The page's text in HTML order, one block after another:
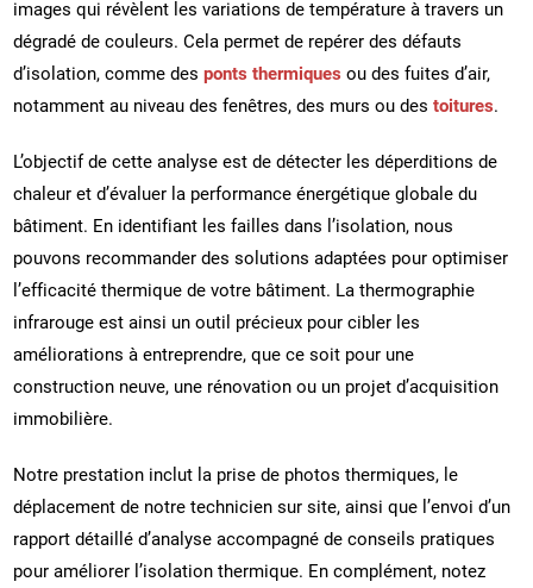
images qui révèlent les variations de température à travers un
dégradé de couleurs. Cela permet de repérer des défauts
d’isolation, comme desponts thermiques ou des fuites d’air,
notamment au niveau des fenêtres, des murs ou destoitures.
L’objectif de cette analyse est de détecter les déperditions de
chaleur et d’évaluer la performance énergétique globale du
bâtiment. En identifiant les failles dans l’isolation, nous
pouvons recommander des solutions adaptées pour optimiser
l’efficacité thermique de votre bâtiment. La thermographie
infrarouge est ainsi un outil précieux pour cibler les
améliorations à entreprendre, que ce soit pour une
construction neuve, une rénovation ou un projet d’acquisition
immobilière.
Notre prestation inclut la prise de photos thermiques, le
déplacement de notre technicien sur site, ainsi que l’envoi d’un
rapport détaillé d’analyse accompagné de conseils pratiques
pour améliorer l’isolation thermique. En complément, notez